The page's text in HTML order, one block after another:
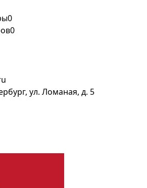
0
0
ул. Ломаная, д. 5